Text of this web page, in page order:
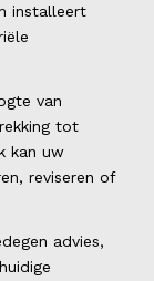
installeert
van
tot
kan uw
reviseren of
advies,